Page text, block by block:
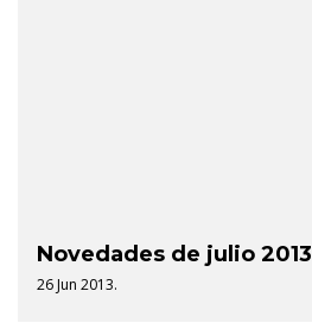
Novedades de julio 2013
26 Jun 2013.